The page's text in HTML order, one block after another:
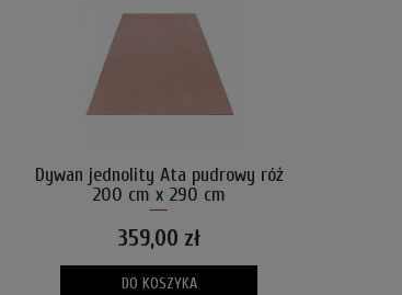
Dywan jednolity Ata pudrowy róż
200 cm x 290 cm
359,00 zł
DO KOSZYKA